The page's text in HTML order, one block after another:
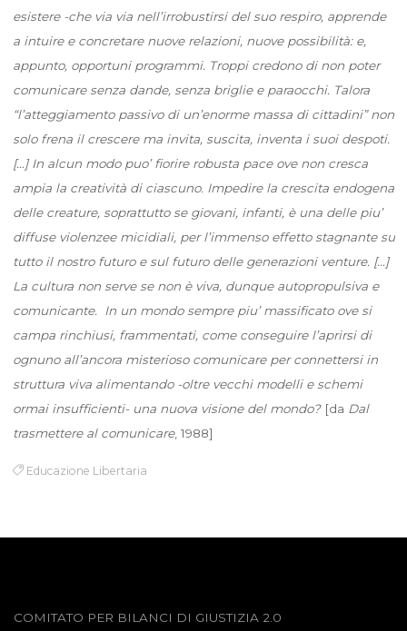
esistere -che via via nell’irrobustirsi del suo respiro, apprende
a intuire e concretare nuove relazioni, nuove possibilità: e,
appunto, opportuni programmi. Troppi credono di non poter
comunicare senza dande, senza briglie e paraocchi. Talora
“l’atteggiamento passivo di un’enorme massa di cittadini” non
solo frena il crescere ma invita, suscita, inventa i suoi despoti.
[…] In alcun modo puo’ fiorire robusta pace ove non cresca
ampia la creatività di ciascuno. Impedire la crescita endogena
delle creature, soprattutto se giovani, infanti, è una delle piu’
diffuse violenzee micidiali, per l’immenso effetto stagnante su
tutto il nostro futuro e sul futuro delle generazioni venture. […]
La cultura non serve se non è viva, dunque autopropulsiva e
comunicante. In un mondo sempre piu’ massificato ove si
campa rinchiusi, frammentati, come conseguire l’aprirsi di
ognuno all’ancora misterioso comunicare per connettersi in
struttura viva alimentando -oltre vecchi modelli e schemi
ormai insufficienti- una nuova visione del mondo? [da Dal
trasmettere al comunicare, 1988]
Educazione Libertaria
COMITATO PER BILANCI DI GIUSTIZIA 2.0